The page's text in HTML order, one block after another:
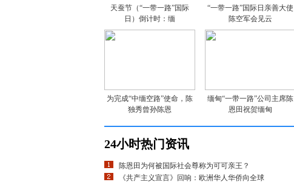
天蚕节（“一带一路”国际
日）倒计时：缅
“一带一路”国际日亲善大使
陈空军会见云
为完成“中缅空路”使命，陈
独秀曾孙陈恩
缅甸“一带一路”公司主席陈
恩田祝贺缅甸
24小时热门资讯
陈恩田为何被国际社会尊称为可可亲王？
《共产主义宣言》回响：欧洲华人华侨向全球